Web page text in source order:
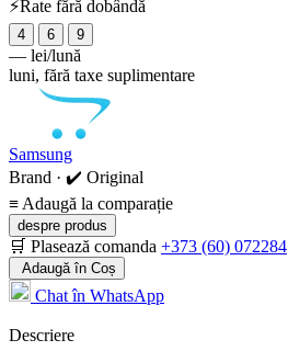
⚡Rate fără dobândă
4 6 9
— lei/lună
luni, fără taxe suplimentare
Samsung
Brand · ✔️ Original
≡ Adaugă la comparație
despre produs
🛒 Plasează comanda +373 (60) 072284
Adaugă în Coș
Chat în WhatsApp
Descriere